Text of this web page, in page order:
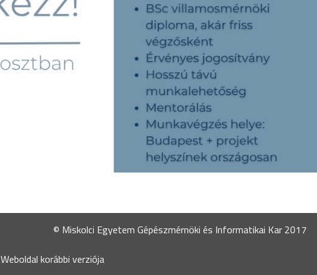
© Miskolci Egyetem Gépészmérnöki és Informatikai Kar 2017
Weboldal korábbi verziója